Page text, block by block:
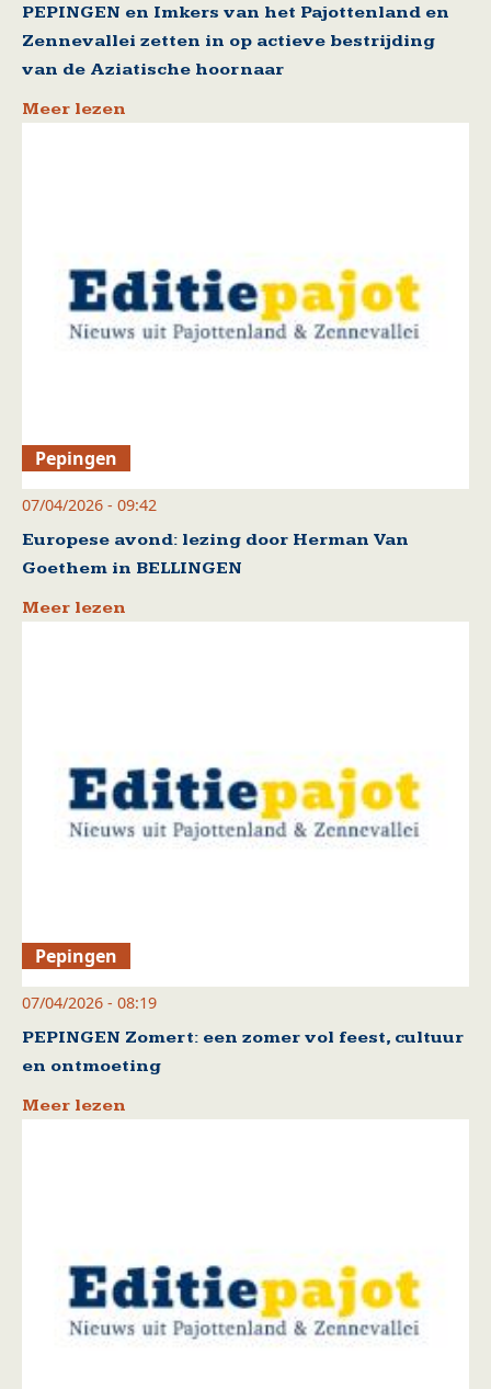
PEPINGEN en Imkers van het Pajottenland en
Zennevallei zetten in op actieve bestrijding
van de Aziatische hoornaar
Meer lezen
Pepingen
07/04/2026 - 09:42
Europese avond: lezing door Herman Van
Goethem in BELLINGEN
Meer lezen
Pepingen
07/04/2026 - 08:19
PEPINGEN Zomert: een zomer vol feest, cultuur
en ontmoeting
Meer lezen